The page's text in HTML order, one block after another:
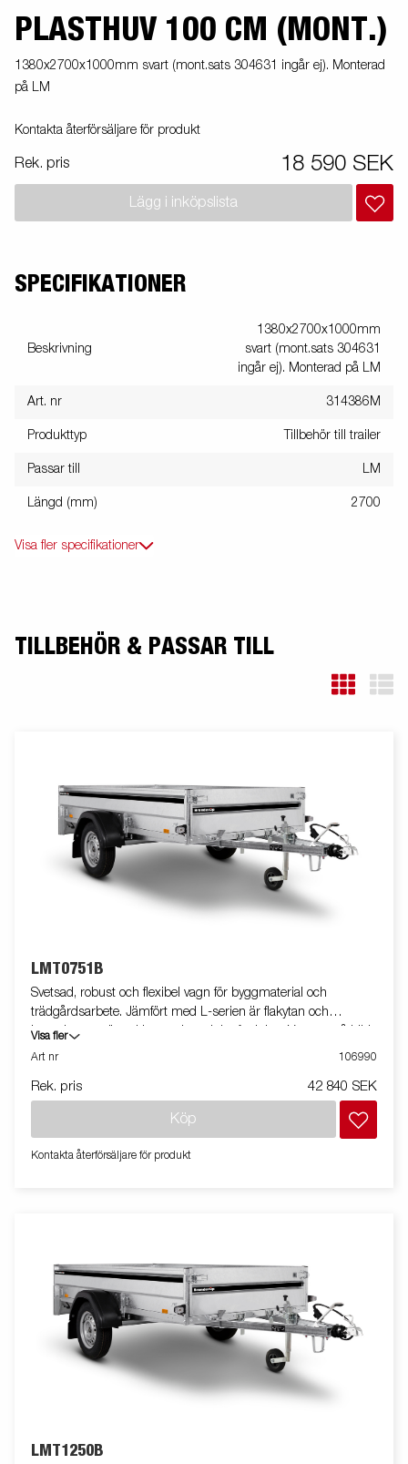
PLASTHUV 100 CM (MONT.)
1380x2700x1000mm svart (mont.sats 304631 ingår ej). Monterad
på LM
Kontakta återförsäljare för produkt
Rek. pris 18 590 SEK
Lägg i inköpslista
SPECIFIKATIONER
Beskrivning
1380x2700x1000mm
svart (mont.sats 304631
ingår ej). Monterad på LM
Art. nr 314386M
Produkttyp Tillbehör till trailer
Passar till LM
Längd (mm) 2700
Visa fler specifikationer
TILLBEHÖR & PASSAR TILL
LMT0751B
Svetsad, robust och flexibel vagn för byggmaterial och
trädgårdsarbete. Jämfört med L-serien är flakytan och
kapaciteten större. Utrustad med tippfunktion. Vagnen på bilden
kan vara extrautrustad.
Visa fler
Art nr
106990
Rek. pris 42 840 SEK
Köp
Kontakta återförsäljare för produkt
LMT1250B